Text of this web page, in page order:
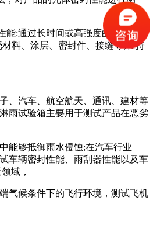
能:通过长时间或高强度的淋雨测
料、涂层、密封件、接缝等)在持
、汽车、航空航天、通讯、建材等
雨试验箱主要用于测试产品在恶劣
能够抵御雨水侵蚀;在汽车行业
车辆密封性能、雨刮器性能以及车
域，
气候条件下的飞行环境，测试飞机